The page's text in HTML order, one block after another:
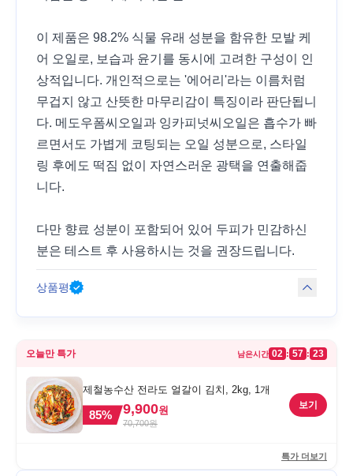
이 제품은 98.2% 식물 유래 성분을 함유한 모발 케
어 오일로, 보습과 윤기를 동시에 고려한 구성이 인
상적입니다. 개인적으로는 '에어리'라는 이름처럼
무겁지 않고 산뜻한 마무리감이 특징이라 판단됩니
다. 메도우폼씨오일과 잉카피넛씨오일은 흡수가 빠
르면서도 가볍게 코팅되는 오일 성분으로, 스타일
링 후에도 떡짐 없이 자연스러운 광택을 연출해줍
니다.
다만 향료 성분이 포함되어 있어 두피가 민감하신
분은 테스트 후 사용하시는 것을 권장드립니다.
상품평
오늘만 특가 남은시간 02 : 57 : 23
제철농수산 전라도 얼갈이 김치, 2kg, 1개
85% 9,900원
70,700원
보기
특가 더보기